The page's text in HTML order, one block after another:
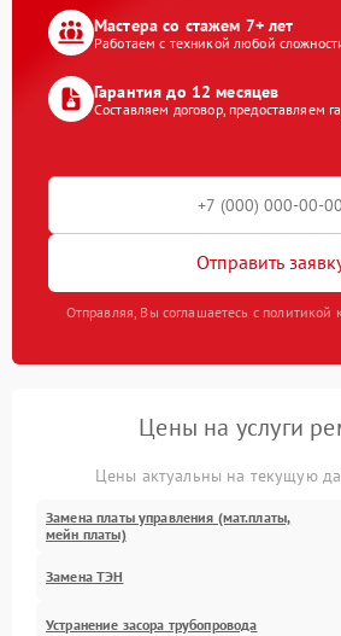
Мастера со стажем 7+ лет
Работаем с техникой любой
Гарантия до 12 месяцев
Составляем договор, предоставляем
Отправить
Отправляя, Вы соглашаетесь с политикой
Цены на услуги
Цены актуальны на текущую
Замена платы управления (мат.платы,
мейн платы)
Замена ТЭН
Устранение засора трубопровода